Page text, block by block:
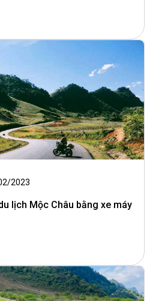
2023
lịch Mộc Châu bằng xe máy